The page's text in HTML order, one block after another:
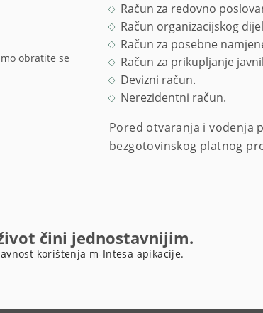
obratite se
Račun za redovno
Račun organizacijskog
Račun za posebne
Račun za prikupljanje
Devizni račun.
Nerezidentni račun.
Pored otvaranja i vođenja
bezgotovinskog platnog
čini jednostavnijim.
korištenja m-Intesa apikacije.